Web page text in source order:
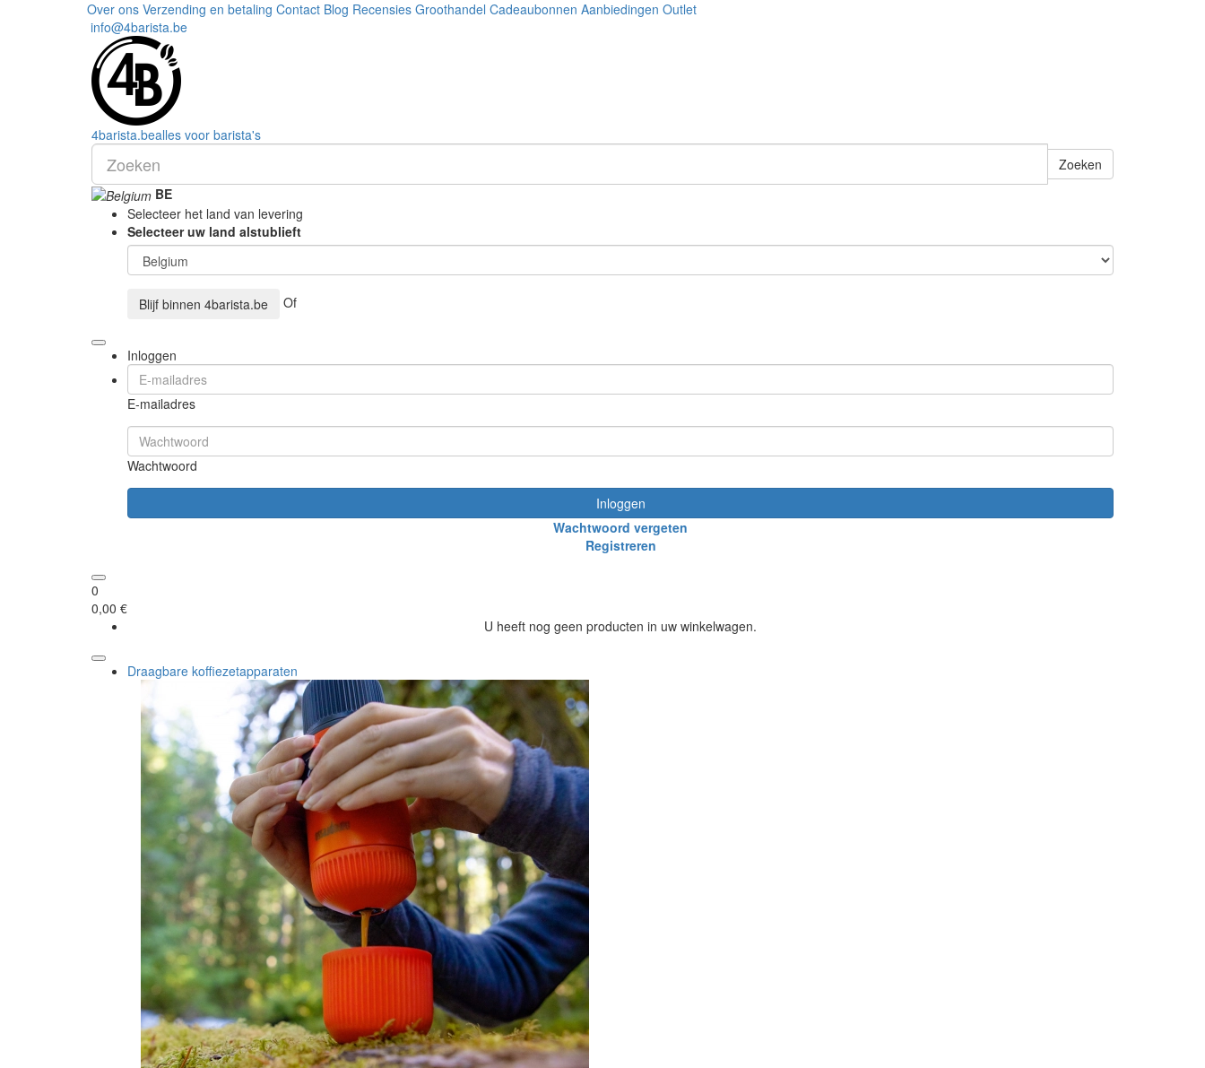
Over ons Verzending en betaling Contact Blog Recensies Groothandel Cadeaubonnen Aanbiedingen Outlet
info@4barista.be
4barista.bealles voor barista's
Zoeken
BE
Selecteer het land van levering
Selecteer uw land alstublieft
Blijf binnen 4barista.be Of
Inloggen
E-mailadres
Wachtwoord
Inloggen
Wachtwoord vergeten
Registreren
0
0,00 €
U heeft nog geen producten in uw winkelwagen.
Draagbare koffiezetapparaten